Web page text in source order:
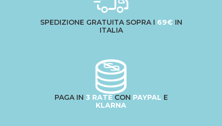
SPEDIZIONE GRATUITA SOPRA I 69€ IN
ITALIA
PAGA IN 3 RATECON PAYPAL E
KLARNA